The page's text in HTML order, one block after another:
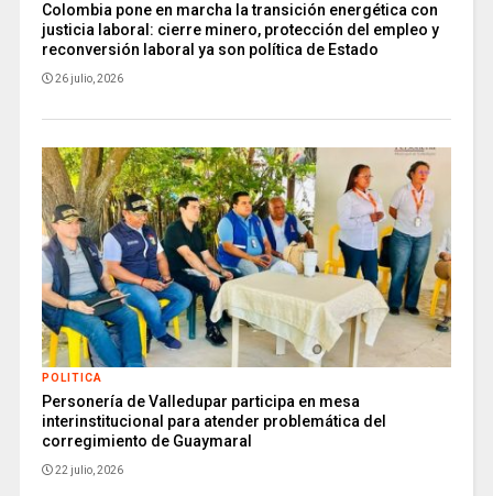
Colombia pone en marcha la transición energética con
justicia laboral: cierre minero, protección del empleo y
reconversión laboral ya son política de Estado
26 julio, 2026
POLITICA
Personería de Valledupar participa en mesa
interinstitucional para atender problemática del
corregimiento de Guaymaral
22 julio, 2026